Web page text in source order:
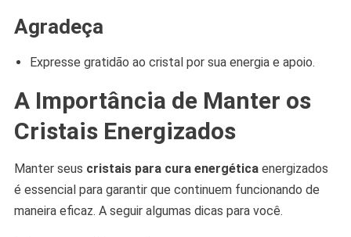
Agradeça
Expresse gratidão ao cristal por sua energia e apoio.
A Importância de Manter os
Cristais Energizados
Manter seus cristais para cura energéticaenergizados
é essencial para garantir que continuem funcionando de
maneira eficaz. A seguir algumas dicas para você.